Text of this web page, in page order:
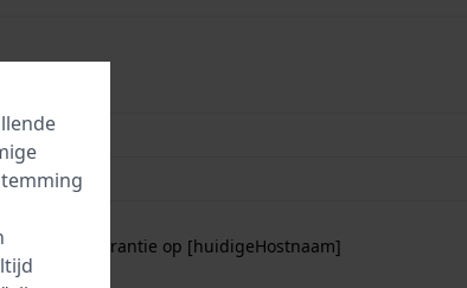
jaar extra garantie op [huidigeHostnaam]